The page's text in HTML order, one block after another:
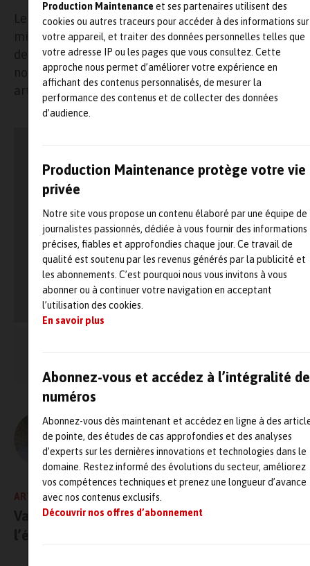
Production Maintenanceet ses partenaires utilisent des
cookies ou autres traceurs pour accéder à des informations sur
votre appareil, et traiter des données personnelles telles que
votre adresse IP ou les pages que vous consultez. Cette
approche nous permet d’améliorer votre expérience en
affichant des contenus personnalisés, de mesurer la
performance des contenus et de collecter des données
d’audience.
Production Maintenance protège votre vie
privée
Notre site vous propose un contenu élaboré par une équipe de
journalistes passionnés, dédiée à vous fournir des informations
précises, fiables et approfondies chaque jour. Ce travail de
qualité est soutenu par les revenus générés par la publicité et
les abonnements. C’est pourquoi nous vous invitons à vous
abonner ou à continuer votre navigation en acceptant
l’utilisation des cookies.
En savoir plus
Abonnez-vous et accédez à l’intégralité
numéros
Abonnez-vous dès maintenant et accédez en ligne à des
de pointe, des études de cas approfondies et des analyses
d’experts sur les dernières innovations et technologies dans le
domaine. Restez informé des évolutions du secteur, améliorez
vos compétences techniques et prenez une longueur d’avance
avec nos contenus exclusifs.
Découvrir nos offres d’abonnement
Le projet novateur d’inspection et de maintenance
militaires d’Airbus promet de révolutionner la
des avions militaires grâce aux nouvelles
notamment les drones, la réalité augmentée et
artificielle.
L'AUTEUR
Olivier Guillon – MRJ PRESSE
ARTICLE PRÉCÉDENT
Valorem fin prêt face à la croissance annoncée
l’éolien off-shore